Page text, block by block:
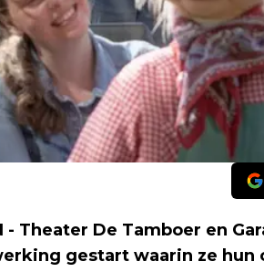
- Theater De Tamboer en
gestart waarin ze hun